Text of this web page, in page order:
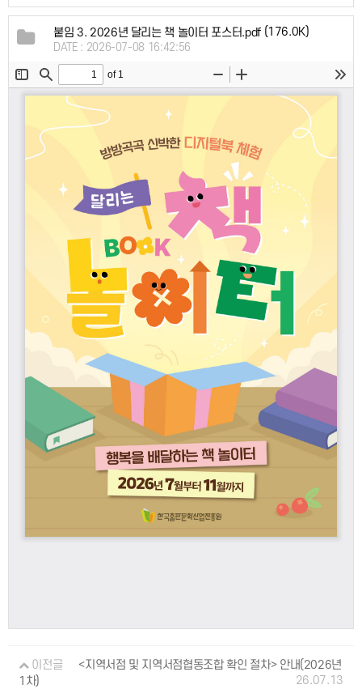
붙임 3. 2026년 달리는 책 놀이터 포스터.pdf(176.0K)
DATE : 2026-07-08 16:42:56
이전글
<지역서점 및 지역서점협동조합 확인 절차> 안내(2026년
1차)
26.07.13